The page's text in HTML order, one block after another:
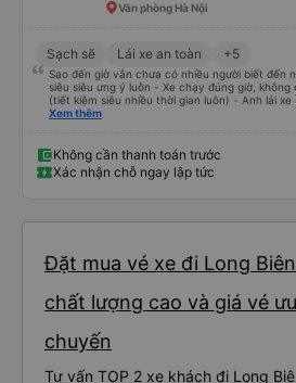
Văn phòng Hà Nội
Sạch sẽ Lái xe an toàn +5
Sao đến giờ vẫn chưa có nhiều người biết đến
siêu siêu ưng ý luôn - Xe chạy đúng giờ, không dừng đón khách dọc đường
(tiết kiệm siêu nhiều thời gian luôn) - Anh lái
chủ xe thì siêu đáng yêu còn xách đồ hộ mình nữa - Quan trọng hơn
Tóm gọn lại thì đây là 1 chuyến xe siêu tuyệt vời, mọi người rất rất nên trải
nghiệm nha
Xem thêm
Không cần thanh toán trước
Xác nhận chỗ ngay lập tức
Đặt mua vé xe đi Long
chất lượng cao và giá vé
chuyến
Tư vấn TOP 2 xe khách đi Long